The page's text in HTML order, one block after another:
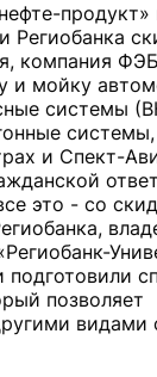
продукт»
Региобанка
компания
и мойку
системы
и Спект-
это - со
позволяет
видами